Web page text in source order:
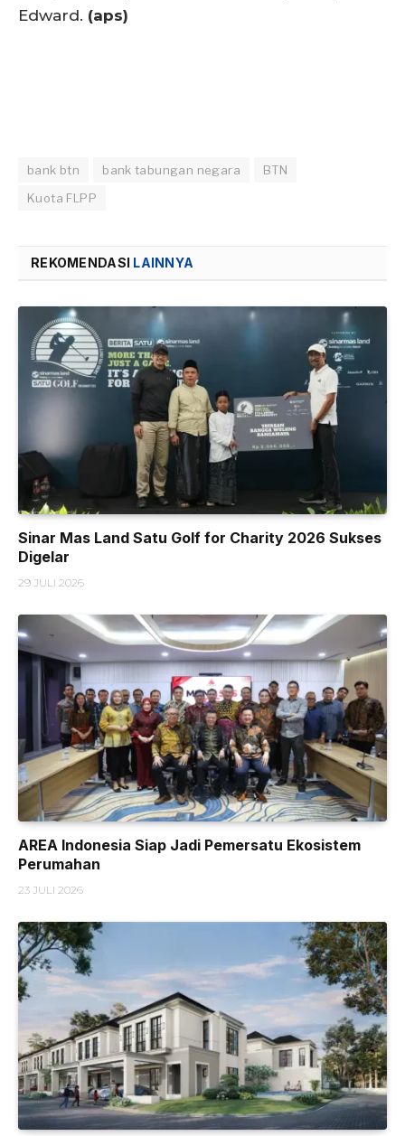
Edward. (aps)
bank btn bank tabungan negara
BTN
Kuota FLPP
REKOMENDASI LAINNYA
Sinar Mas Land Satu Golf for Charity 2026 Sukses
Digelar
29 JULI 2026
AREA Indonesia Siap Jadi Pemersatu Ekosistem
Perumahan
23 JULI 2026